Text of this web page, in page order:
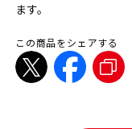
ます。
この商品をシェアする